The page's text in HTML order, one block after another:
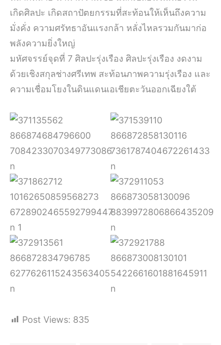
เกิดศิลปะ เกิดสถาปัตยกรรมที่สะท้อนให้เห็นถึงความ
มั่งคั่ง ความศรัทธาอันแรงกล้า หลั่งไหลรวมกันมาก่อ
พลังความยิ่งใหญ่
มหัศจรรย์จุดที่ 7 ศิลปะรุ่งเรือง ศิลปะรุ่งเรือง งดงาม
ด้วยเชิงสกุลช่างศรีเทพ สะท้อนภาพความรุ่งเรือง และ
ความเชื่อมโยงในดินแดนเอเชียตะวันออกเฉียงใต้
Post Views: 835